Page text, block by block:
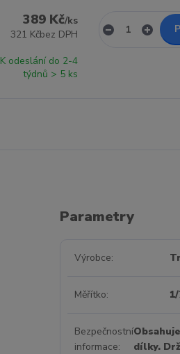
389 Kč/ks
321 Kčbez DPH
K odeslání do 2-4
týdnů > 5 ks
Parametry
Výrobce
Měřítko
Bezpečnostní
informace
dílky.